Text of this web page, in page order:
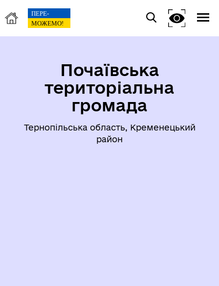
Почаївська
територіальна
громада
Тернопільська область, Кременецький
район